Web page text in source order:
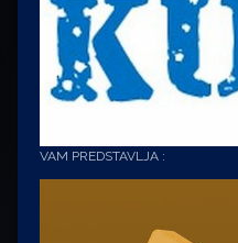
VAM PREDSTAVLJA :